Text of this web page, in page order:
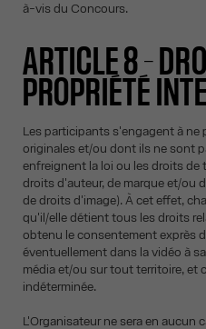
à-vis du Concours.
ARTICLE 8 –
PROPRIÉTÉ
Les participants s'engagent à ne
originales et/ou dont ils ne sont
enfreignent la loi ou les droits de
droits d'auteur, de marque et/ou
de droits d'image). À cet effet,
qu'il/elle détient tous les droits
obtenu le consentement exprès
éventuellement dans la vidéo à
média et/ou sur tout territoire, et
indéterminée.
L'Organisateur ne sera en aucun